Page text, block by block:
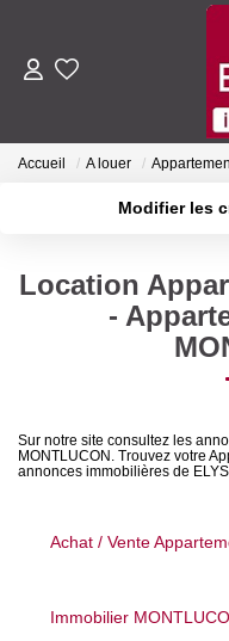
Qui
Accueil A louer
Modifier les
Sélectionnez...
Type de bien
Location
-
Sur notre site consultez les
MONTLUCON. Trouvez votre
annonces immobilières de
Achat / Vente
Immobilier